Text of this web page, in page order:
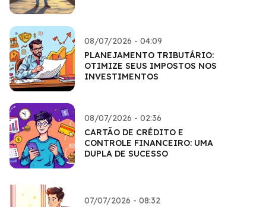
08/07/2026 - 04:09
PLANEJAMENTO TRIBUTÁRIO:
OTIMIZE SEUS IMPOSTOS NOS
INVESTIMENTOS
08/07/2026 - 02:36
CARTÃO DE CRÉDITO E
CONTROLE FINANCEIRO: UMA
DUPLA DE SUCESSO
07/07/2026 - 08:32